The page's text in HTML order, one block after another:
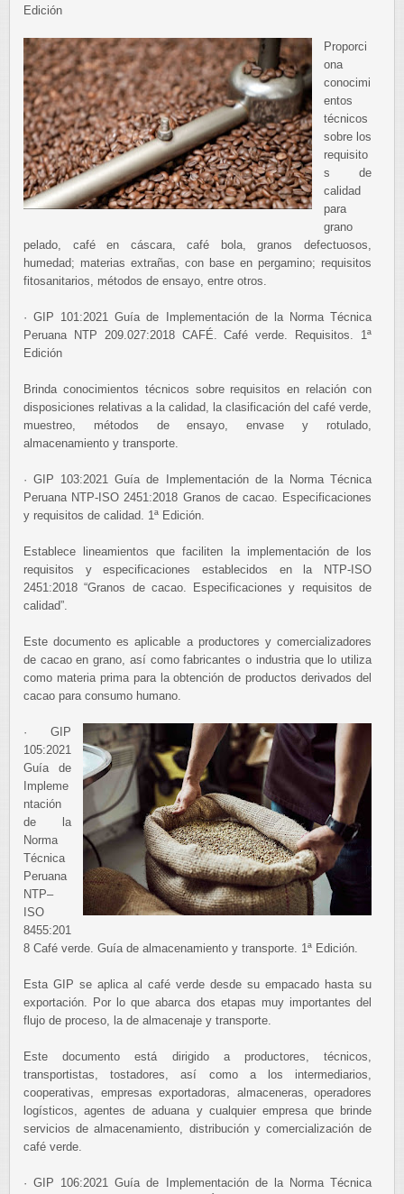
Edición
Proporci
ona
conocimi
entos
técnicos
sobre los
requisito
s de
calidad
para
grano
pelado, café en cáscara, café bola, granos defectuosos,
humedad; materias extrañas, con base en pergamino; requisitos
fitosanitarios, métodos de ensayo, entre otros.
· GIP 101:2021 Guía de Implementación de la Norma Técnica
Peruana NTP 209.027:2018 CAFÉ. Café verde. Requisitos. 1ª
Edición
Brinda conocimientos técnicos sobre requisitos en relación con
disposiciones relativas a la calidad, la clasificación del café verde,
muestreo, métodos de ensayo, envase y rotulado,
almacenamiento y transporte.
· GIP 103:2021 Guía de Implementación de la Norma Técnica
Peruana NTP-ISO 2451:2018 Granos de cacao. Especificaciones
y requisitos de calidad. 1ª Edición.
Establece lineamientos que faciliten la implementación de los
requisitos y especificaciones establecidos en la NTP-ISO
2451:2018 “Granos de cacao. Especificaciones y requisitos de
calidad”.
Este documento es aplicable a productores y comercializadores
de cacao en grano, así como fabricantes o industria que lo utiliza
como materia prima para la obtención de productos derivados del
cacao para consumo humano.
· GIP
105:2021
Guía de
Impleme
ntación
de la
Norma
Técnica
Peruana
NTP–
ISO
8455:201
8 Café verde. Guía de almacenamiento y transporte. 1ª Edición.
Esta GIP se aplica al café verde desde su empacado hasta su
exportación. Por lo que abarca dos etapas muy importantes del
flujo de proceso, la de almacenaje y transporte.
Este documento está dirigido a productores, técnicos,
transportistas, tostadores, así como a los intermediarios,
cooperativas, empresas exportadoras, almaceneras, operadores
logísticos, agentes de aduana y cualquier empresa que brinde
servicios de almacenamiento, distribución y comercialización de
café verde.
· GIP 106:2021 Guía de Implementación de la Norma Técnica